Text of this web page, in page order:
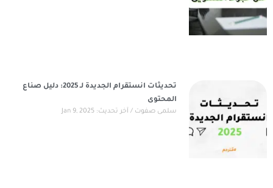
تحديثات انستقرام الجديدة لـ 2025: دليل صناع
المحتوى
سلمى صفوت آخر تحديث: Jan 9, 2025